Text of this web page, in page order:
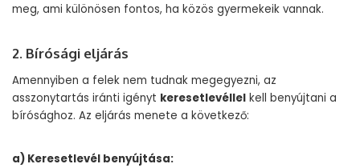
meg, ami különösen fontos, ha közös gyermekeik vannak.
2. Bírósági eljárás
Amennyiben a felek nem tudnak megegyezni, az
asszonytartás iránti igényt keresetlevéllel kell benyújtani a
bírósághoz. Az eljárás menete a következő:
a) Keresetlevél benyújtása: